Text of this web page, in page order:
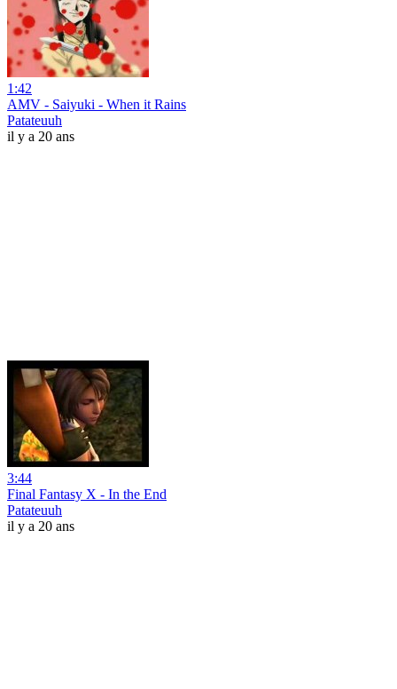
1:42
AMV - Saiyuki - When it Rains
Patateuuh
il y a 20 ans
3:44
Final Fantasy X - In the End
Patateuuh
il y a 20 ans